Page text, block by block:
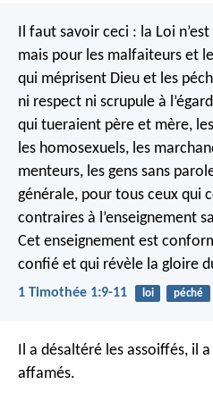
Il faut savoir ceci : la Loi
mais pour les malfaiteurs et
qui méprisent Dieu et les
ni respect ni scrupule à
qui tueraient père et mère,
les homosexuels, les
menteurs, les gens sans
générale, pour tous ceux qui
contraires à l’enseignement
Cet enseignement est
confié et qui révèle la gloire
1 Timothée 1:9-11 loi péché
Il a désaltéré les assoiffés, il
affamés.